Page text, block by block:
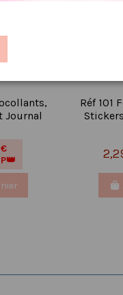
Journal
Réf 101